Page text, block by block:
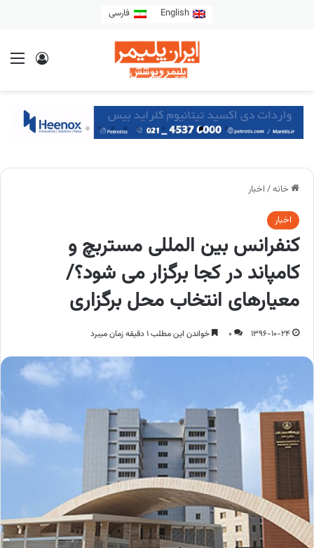
English فارسی
خانه/ اخبار
اخبار
کنفرانس بین المللی مستربچ و
کامپاند در کجا برگزار می شود؟/
معیارهای انتخاب محل برگزاری
1396-10-24
0 خواندن این مطلب 1 دقیقه زمان میبرد